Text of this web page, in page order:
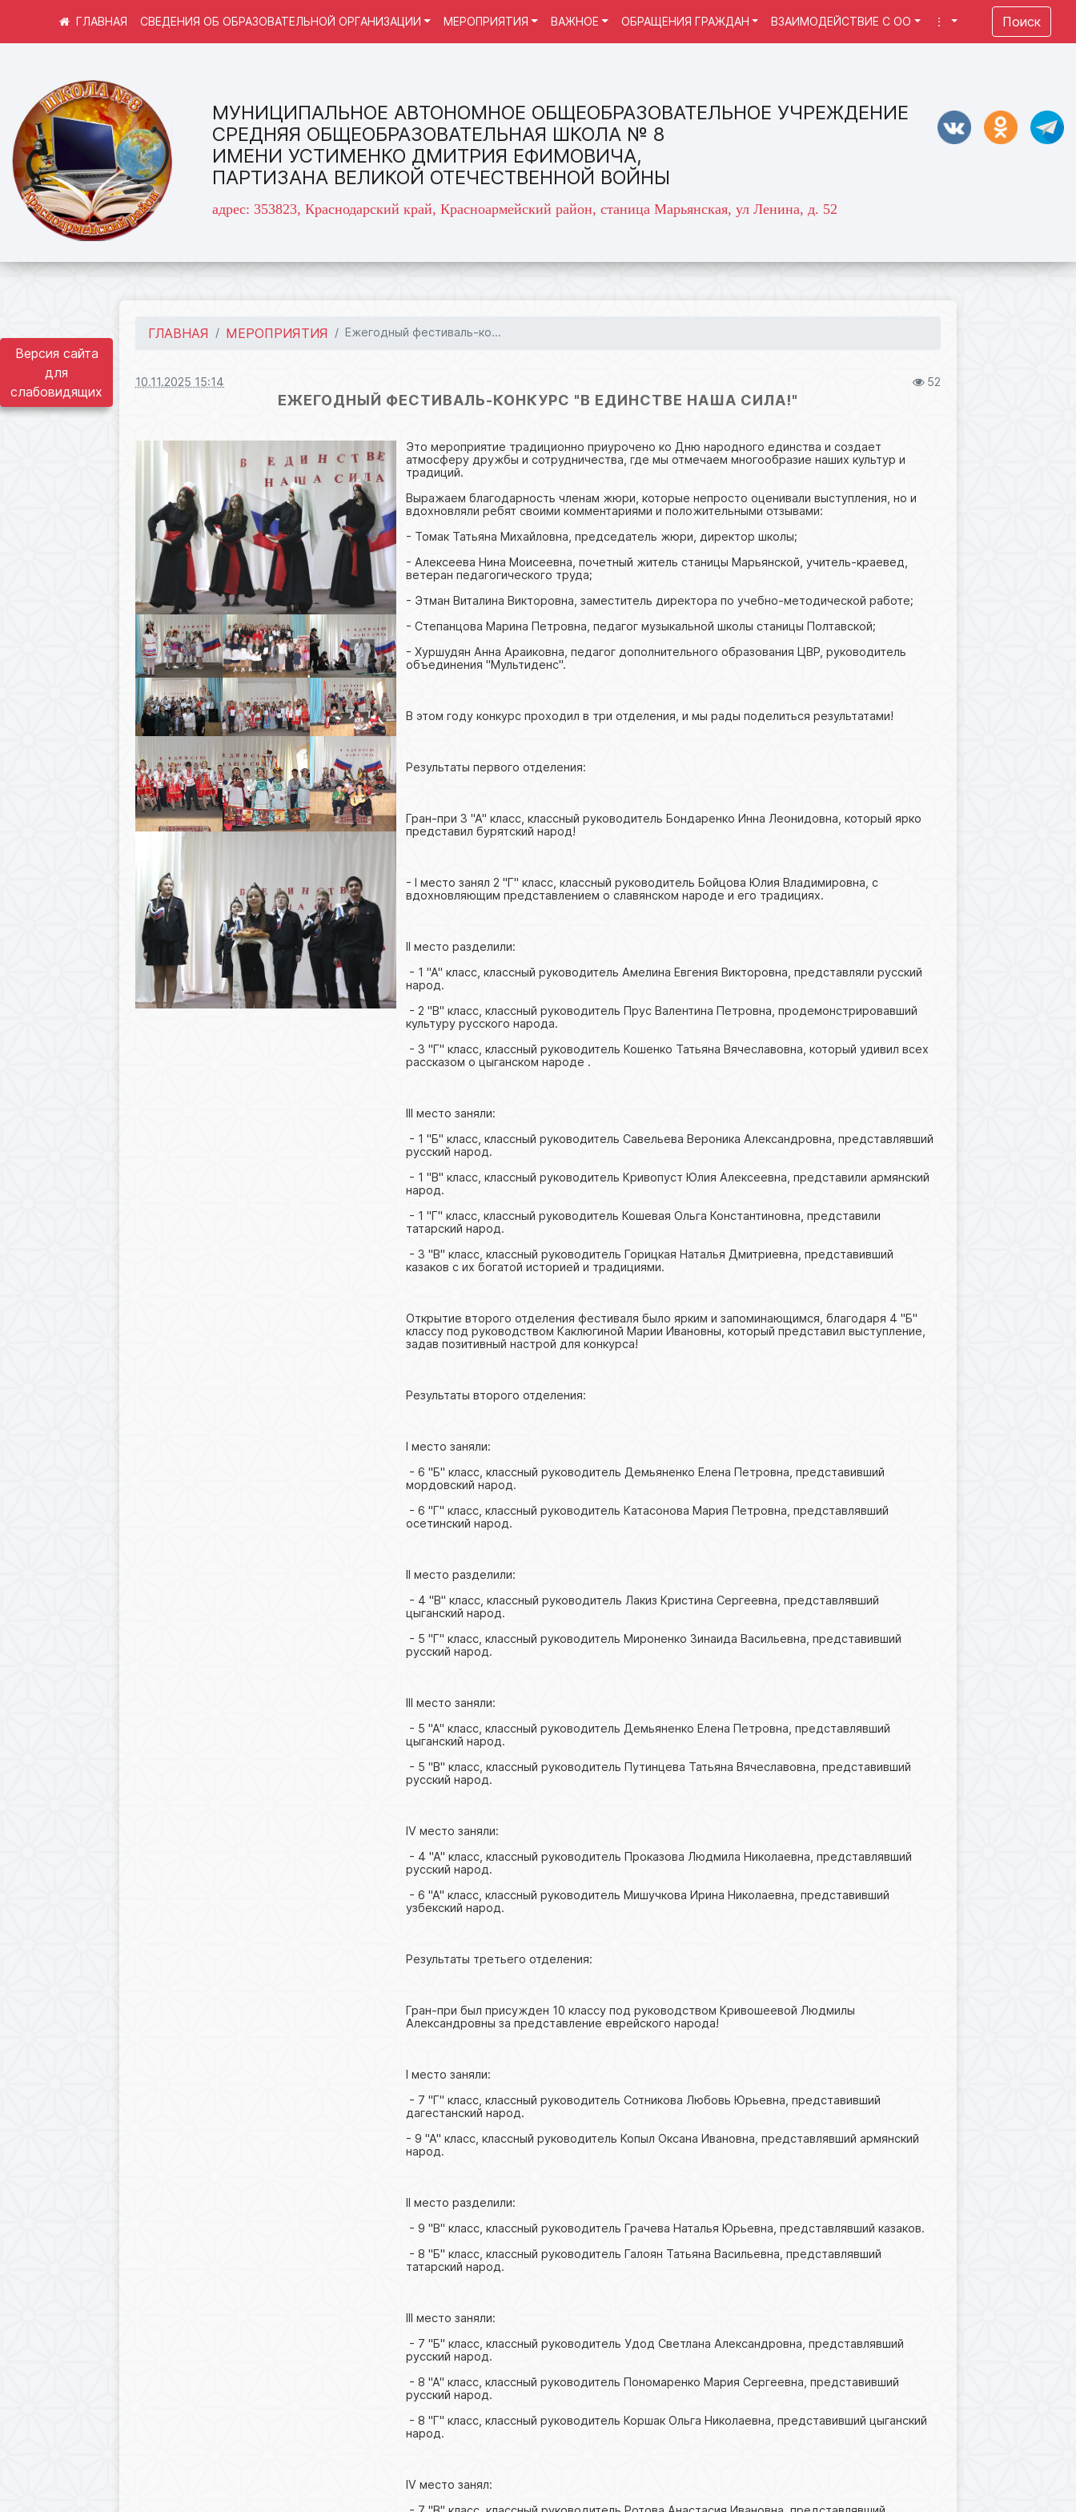
Версия сайта
для
слабовидящих
МУНИЦИПАЛЬНОЕ АВТОНОМНОЕ ОБЩЕОБРАЗОВАТЕЛЬНОЕ УЧРЕЖДЕНИЕ
СРЕДНЯЯ ОБЩЕОБРАЗОВАТЕЛЬНАЯ ШКОЛА № 8
ИМЕНИ УСТИМЕНКО ДМИТРИЯ ЕФИМОВИЧА,
ПАРТИЗАНА ВЕЛИКОЙ ОТЕЧЕСТВЕННОЙ ВОЙНЫ
адрес: 353823, Краснодарский край, Красноармейский район, станица Марьянская, ул Ленина, д. 52
СВЕДЕНИЯ ОБ ОБРАЗОВАТЕЛЬНОЙ ОРГАНИЗАЦИИ МЕРОПРИЯТИЯ ВАЖНОЕ ОБРАЩЕНИЯ ГРАЖДАН ВЗАИМОДЕЙСТВИЕ С ОО ⋮ Поиск
ГЛАВНАЯ МЕРОПРИЯТИЯ Ежегодный фестиваль-ко...
10.11.2025 15:14 52
ЕЖЕГОДНЫЙ ФЕСТИВАЛЬ-КОНКУРС "В ЕДИНСТВЕ НАША СИЛА!"
Это мероприятие традиционно приурочено ко Дню народного единства и создает
атмосферу дружбы и сотрудничества, где мы отмечаем многообразие наших культур и
традиций.
Выражаем благодарность членам жюри, которые непросто оценивали выступления, но и
вдохновляли ребят своими комментариями и положительными отзывами:
- Томак Татьяна Михайловна, председатель жюри, директор школы;
- Алексеева Нина Моисеевна, почетный житель станицы Марьянской, учитель-краевед,
ветеран педагогического труда;
- Этман Виталина Викторовна, заместитель директора по учебно-методической работе;
- Степанцова Марина Петровна, педагог музыкальной школы станицы Полтавской;
- Хуршудян Анна Араиковна, педагог дополнительного образования ЦВР, руководитель
объединения "Мультиденс".
В этом году конкурс проходил в три отделения, и мы рады поделиться результатами!
Результаты первого отделения:
Гран-при 3 "А" класс, классный руководитель Бондаренко Инна Леонидовна, который ярко
представил бурятский народ!
- I место занял 2 "Г" класс, классный руководитель Бойцова Юлия Владимировна, с
вдохновляющим представлением о славянском народе и его традициях.
II место разделили:
- 1 "А" класс, классный руководитель Амелина Евгения Викторовна, представляли русский
народ.
- 2 "В" класс, классный руководитель Прус Валентина Петровна, продемонстрировавший
культуру русского народа.
- 3 "Г" класс, классный руководитель Кошенко Татьяна Вячеславовна, который удивил всех
рассказом о цыганском народе .
III место заняли:
- 1 "Б" класс, классный руководитель Савельева Вероника Александровна, представлявший
русский народ.
- 1 "В" класс, классный руководитель Кривопуст Юлия Алексеевна, представили армянский
народ.
- 1 "Г" класс, классный руководитель Кошевая Ольга Константиновна, представили
татарский народ.
- 3 "В" класс, классный руководитель Горицкая Наталья Дмитриевна, представивший
казаков с их богатой историей и традициями.
Открытие второго отделения фестиваля было ярким и запоминающимся, благодаря 4 "Б"
классу под руководством Каклюгиной Марии Ивановны, который представил выступление,
задав позитивный настрой для конкурса!
Результаты второго отделения:
I место заняли:
- 6 "Б" класс, классный руководитель Демьяненко Елена Петровна, представивший
мордовский народ.
- 6 "Г" класс, классный руководитель Катасонова Мария Петровна, представлявший
осетинский народ.
II место разделили:
- 4 "В" класс, классный руководитель Лакиз Кристина Сергеевна, представлявший
цыганский народ.
- 5 "Г" класс, классный руководитель Мироненко Зинаида Васильевна, представивший
русский народ.
III место заняли:
- 5 "А" класс, классный руководитель Демьяненко Елена Петровна, представлявший
цыганский народ.
- 5 "В" класс, классный руководитель Путинцева Татьяна Вячеславовна, представивший
русский народ.
IV место заняли:
- 4 "А" класс, классный руководитель Проказова Людмила Николаевна, представлявший
русский народ.
- 6 "А" класс, классный руководитель Мишучкова Ирина Николаевна, представивший
узбекский народ.
Результаты третьего отделения:
Гран-при был присужден 10 классу под руководством Кривошеевой Людмилы
Александровны за представление еврейского народа!
I место заняли:
- 7 "Г" класс, классный руководитель Сотникова Любовь Юрьевна, представивший
дагестанский народ.
- 9 "А" класс, классный руководитель Копыл Оксана Ивановна, представлявший армянский
народ.
II место разделили:
- 9 "В" класс, классный руководитель Грачева Наталья Юрьевна, представлявший казаков.
- 8 "Б" класс, классный руководитель Галоян Татьяна Васильевна, представлявший
татарский народ.
III место заняли:
- 7 "Б" класс, классный руководитель Удод Светлана Александровна, представлявший
русский народ.
- 8 "А" класс, классный руководитель Пономаренко Мария Сергеевна, представивший
русский народ.
- 8 "Г" класс, классный руководитель Коршак Ольга Николаевна, представивший цыганский
народ.
IV место занял: